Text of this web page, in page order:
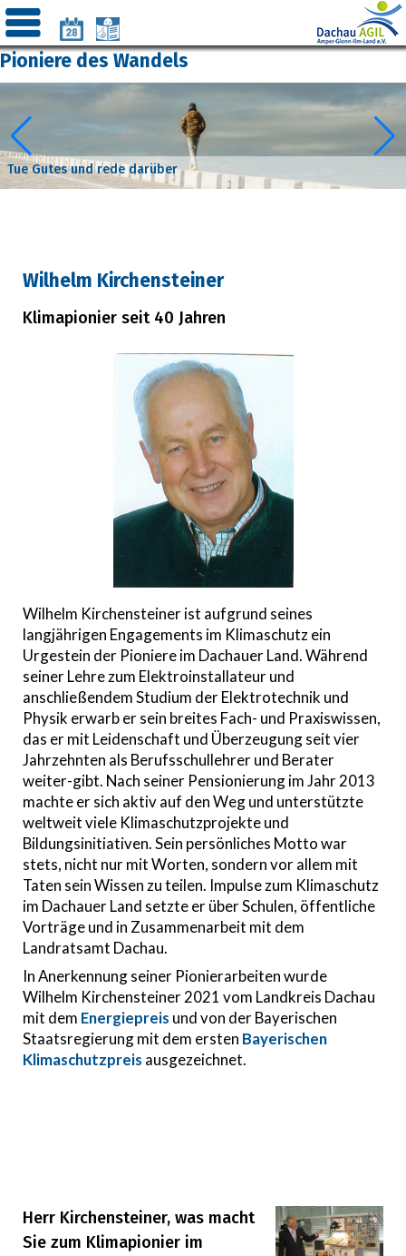
Pioniere des Wandels
Tue Gutes und rede darüber
Wilhelm Kirchensteiner
Klimapionier seit 40 Jahren
Wilhelm Kirchensteiner ist aufgrund seines
langjährigen Engagements im Klimaschutz ein
Urgestein der Pioniere im Dachauer Land. Während
seiner Lehre zum Elektroinstallateur und
anschließendem Studium der Elektrotechnik und
Physik erwarb er sein breites Fach- und Praxiswissen,
das er mit Leidenschaft und Überzeugung seit vier
Jahrzehnten als Berufsschullehrer und Berater
weiter-gibt. Nach seiner Pensionierung im Jahr 2013
machte er sich aktiv auf den Weg und unterstützte
weltweit viele Klimaschutzprojekte und
Bildungsinitiativen. Sein persönliches Motto war
stets, nicht nur mit Worten, sondern vor allem mit
Taten sein Wissen zu teilen. Impulse zum Klimaschutz
im Dachauer Land setzte er über Schulen, öffentliche
Vorträge und in Zusammenarbeit mit dem
Landratsamt Dachau.
In Anerkennung seiner Pionierarbeiten wurde
Wilhelm Kirchensteiner 2021 vom Landkreis Dachau
mit dem Energiepreis und von der Bayerischen
Staatsregierung mit dem ersten Bayerischen
Klimaschutzpreis ausgezeichnet.
Herr Kirchensteiner, was macht
Sie zum Klimapionier im